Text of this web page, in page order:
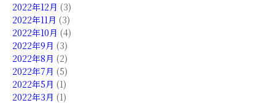
2022年12月 (3)
2022年11月 (3)
2022年10月 (4)
2022年9月 (3)
2022年8月 (2)
2022年7月 (5)
2022年5月 (1)
2022年3月 (1)